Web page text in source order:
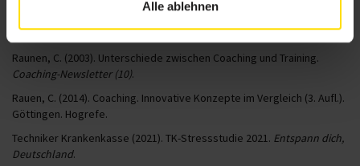
Alle ablehnen
Kohlhammer.
Raunen, C. (2003). Unterschiede zwischen Coaching und Training.
Coaching-Newsletter (10).
Rauen, C. (2014). Coaching. Innovative Konzepte im Vergleich (3. Aufl.).
Göttingen. Hogrefe.
Techniker Krankenkasse (2021). TK-Stressstudie 2021. Entspann dich,
Deutschland.